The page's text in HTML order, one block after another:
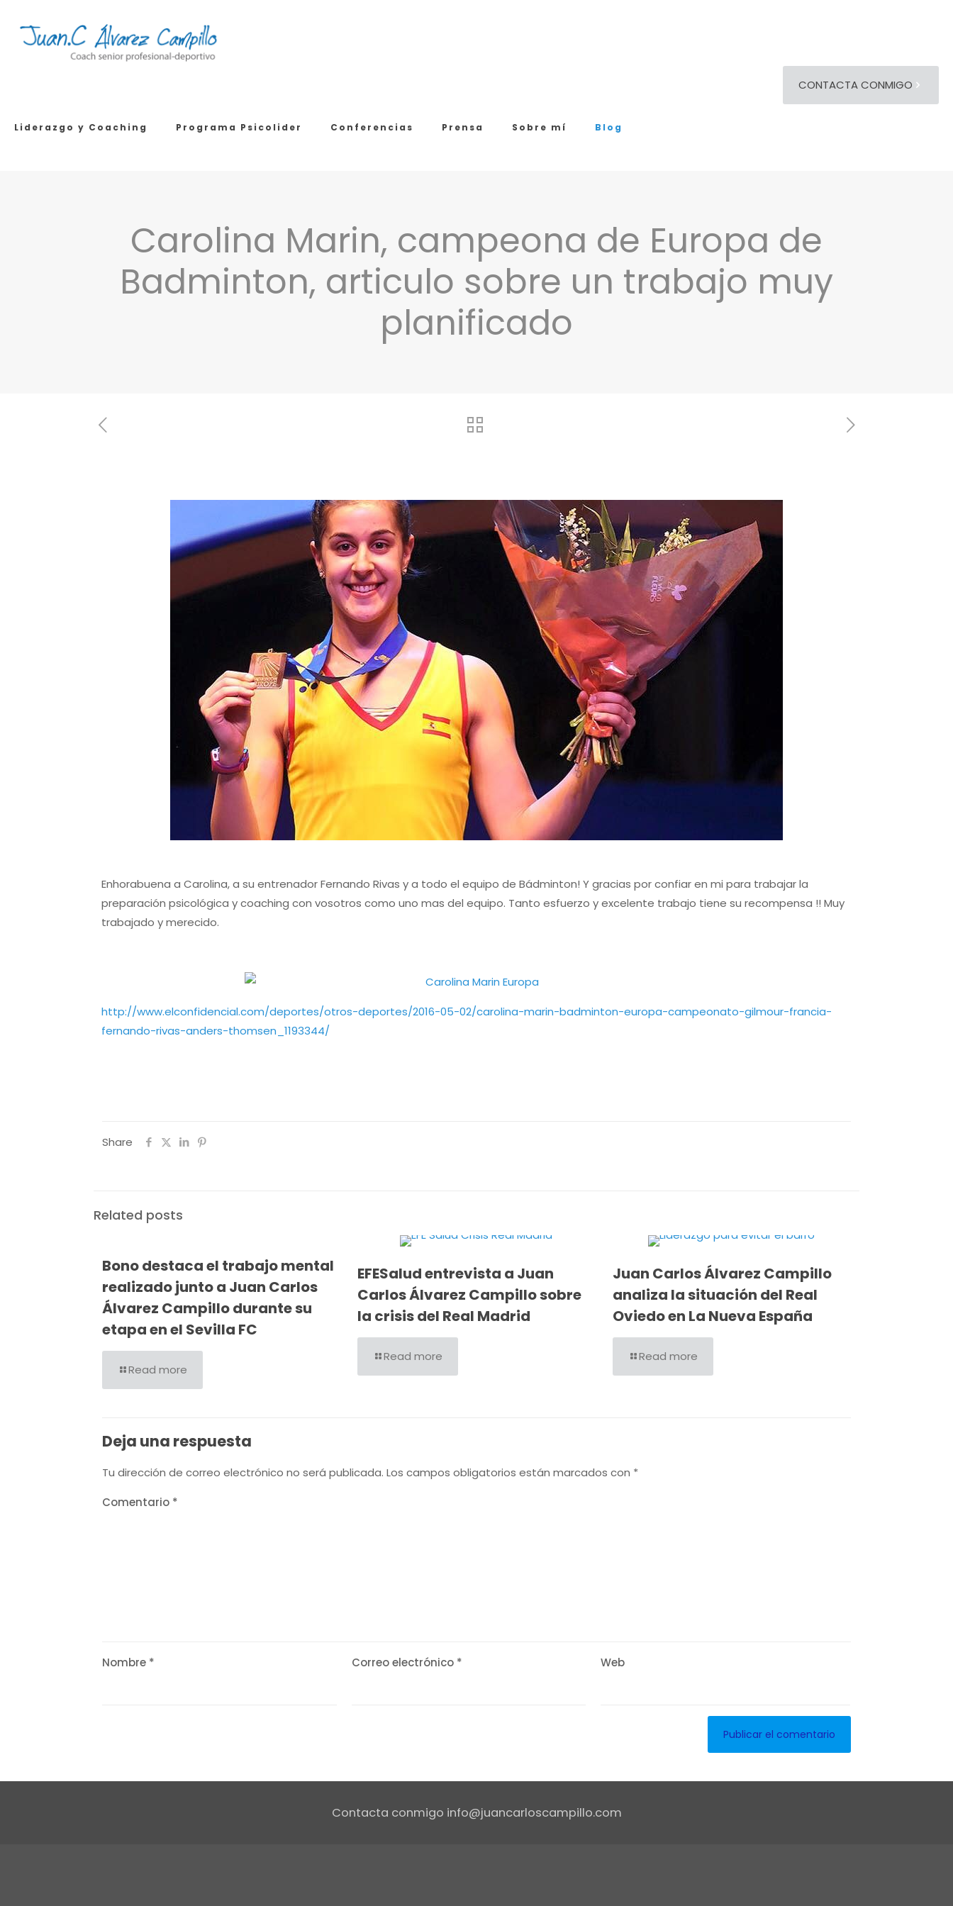
Liderazgo y Coaching Programa Psicolider Conferencias Prensa Sobre mí Blog
CONTACTA CONMIGO
Carolina Marin, campeona de Europa de
Badminton, articulo sobre un trabajo muy
planificado
Enhorabuena a Carolina, a su entrenador Fernando Rivas y a todo el equipo de Bádminton! Y gracias por confiar en mi para trabajar la
preparación psicológica y coaching con vosotros como uno mas del equipo. Tanto esfuerzo y excelente trabajo tiene su recompensa !! Muy
trabajado y merecido.
http://www.elconfidencial.com/deportes/otros-deportes/2016-05-02/carolina-marin-badminton-europa-campeonato-gilmour-francia-
fernando-rivas-anders-thomsen_1193344/
Share
Related posts
Bono destaca el trabajo mental
realizado junto a Juan Carlos
Álvarez Campillo durante su
etapa en el Sevilla FC
Read more
EFESalud entrevista a Juan
Carlos Álvarez Campillo sobre
la crisis del Real Madrid
Read more
Juan Carlos Álvarez Campillo
analiza la situación del Real
Oviedo en La Nueva España
Read more
Deja una respuesta
Tu dirección de correo electrónico no será publicada. Los campos obligatorios están marcados con *
Comentario *
Nombre * Correo electrónico * Web
Contacta conmigo info@juancarloscampillo.com